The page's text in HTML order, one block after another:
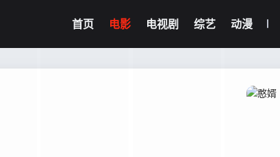
首页 电影 电视剧 综艺 动漫